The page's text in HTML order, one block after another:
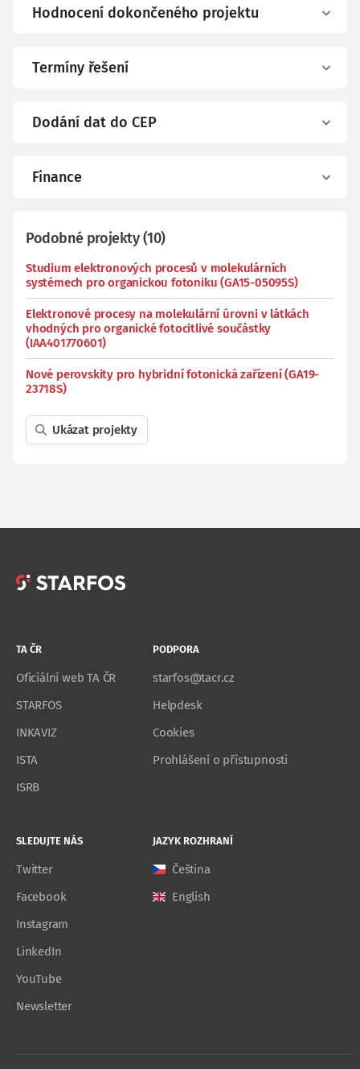
Hodnocení dokončeného projektu
Termíny řešení
Dodání dat do CEP
Finance
Podobné projekty(10)
Studium elektronových procesů v molekulárních
systémech pro organickou fotoniku (GA15-05095S)
Elektronové procesy na molekulární úrovni v látkách
vhodných pro organické fotocitlivé součástky
(IAA401770601)
Nové perovskity pro hybridní fotonická zařízení (GA19-
23718S)
Ukázat projekty
TA ČR
Oficiální web TA ČR
STARFOS
INKAVIZ
ISTA
ISRB
PODPORA
starfos@tacr.cz
Helpdesk
Cookies
Prohlášení o přístupnosti
SLEDUJTE NÁS
Twitter
Facebook
Instagram
LinkedIn
YouTube
Newsletter
JAZYK ROZHRANÍ
Čeština
English